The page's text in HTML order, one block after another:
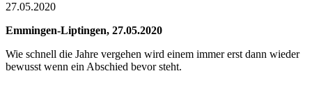
27.05.2020
Emmingen-Liptingen, 27.05.2020
Wie schnell die Jahre vergehen wird einem immer erst dann wieder
bewusst wenn ein Abschied bevor steht.